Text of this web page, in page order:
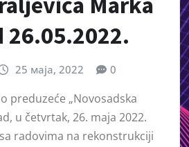
26.05.2022.
25 маја, 2022 0
preduzeće „Novosadska
u četvrtak, 26. maja 2022.
radovima na rekonstrukciji